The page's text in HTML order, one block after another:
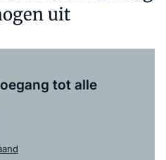
uit
tot alle